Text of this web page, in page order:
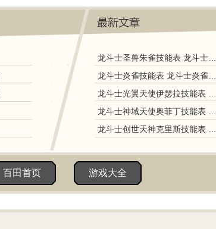
龙斗士圣兽朱雀技能表 龙斗士圣兽朱雀图鉴
龙斗士炎雀技能表 龙斗士炎雀图鉴
龙斗士光翼天使伊瑟拉技能表 龙斗士光翼天使伊瑟拉图鉴
龙斗士神域天使奥菲丁技能表 龙斗士神域天使奥菲丁图鉴
龙斗士创世天神克里斯技能表 龙斗士创世天神克里斯图鉴
百田首页 游戏大全